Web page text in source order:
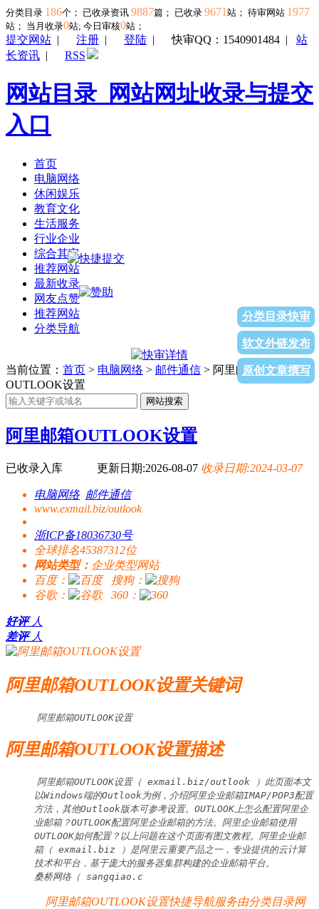
分类目录 186个； 已收录资讯 9887篇； 已收录 9671 站； 待审网站 1977
站； 当月收录0站; 今日审核0站；
提交网站 | 注册 | 登陆 |快审QQ：1540901484 | 站
长资讯 | RSS
网站目录_网站网址收录与提交
入口
首页
电脑网络
休闲娱乐
教育文化
生活服务
行业企业
综合其它
推荐网站
最新收录
网友点赞
推荐网站
分类导航
分类目录快审
软文外链发布
原创文章撰写
当前位置： 首页 > 电脑网络 > 邮件通信 > 阿里邮箱
OUTLOOK设置
网站搜索
阿里邮箱OUTLOOK设置
已收录入库 更新日期:2026-08-07 收录日期:2024-03-07
电脑网络 邮件通信
www.exmail.biz/outlook
浙ICP备18036730号
全球排名45387312位
网站类型： 企业类型网站
百度：
搜狗：
谷歌：
360：
好评 人
差评 人
阿里邮箱OUTLOOK设置关键词
阿里邮箱OUTLOOK设置
阿里邮箱OUTLOOK设置描述
阿里邮箱OUTLOOK设置（ exmail.biz/outlook ）此页面本文
以Windows端的Outlook为例，介绍阿里企业邮箱IMAP/POP3配置
方法，其他Outlook版本可参考设置。OUTLOOK上怎么配置阿里企
业邮箱？OUTLOOK配置阿里企业邮箱的方法。阿里企业邮箱使用
OUTLOOK如何配置？以上问题在这个页面有图文教程。阿里企业邮
箱（ exmail.biz ）是阿里云重要产品之一，专业提供的云计算
技术和平台，基于庞大的服务器集群构建的企业邮箱平台。
桑桥网络（ sangqiao.c
阿里邮箱OUTLOOK设置快捷导航服务由分类目录网